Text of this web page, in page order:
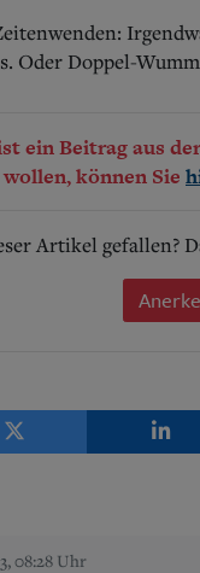
Oder Doppel-
ein Beitrag aus
können Sie
Artikel gefallen?
08:28 Uhr